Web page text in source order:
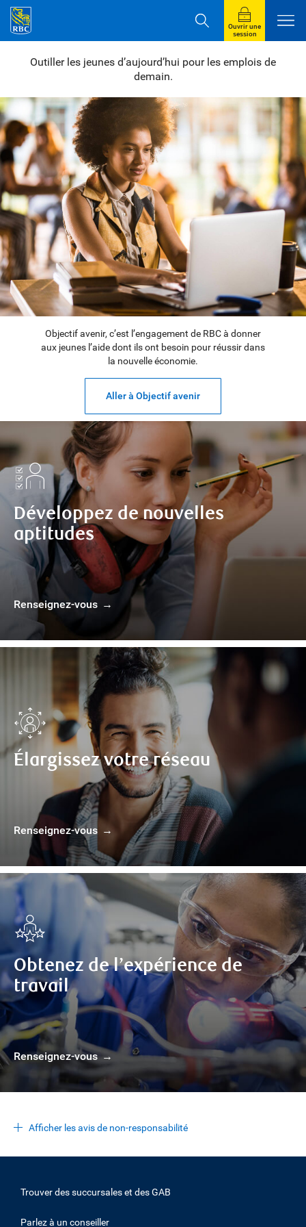
Ouvrir une
session
Outiller les jeunes d’aujourd’hui pour les emplois de
demain.
Objectif avenir, c’est l’engagement de RBC à donner
aux jeunes l’aide dont ils ont besoin pour réussir dans
la nouvelle économie.
Aller à Objectif avenir
Développez de nouvelles
aptitudes
Renseignez-vous
Élargissez votre réseau
Renseignez-vous
Obtenez de l’expérience de
travail
Renseignez-vous
Afficher les avis de non-responsabilité
Trouver des succursales et des GAB
Parlez à un conseiller